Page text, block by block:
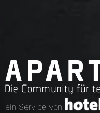
ein Service von